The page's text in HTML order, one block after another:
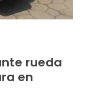
rueda
en